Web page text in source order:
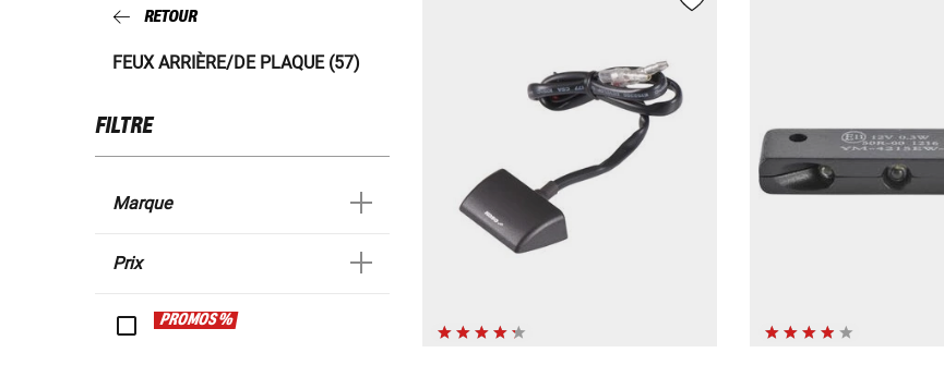
RETOUR
FEUX ARRIÈRE/DE PLAQUE (57)
FILTRE
Marque
Prix
PROMOS %